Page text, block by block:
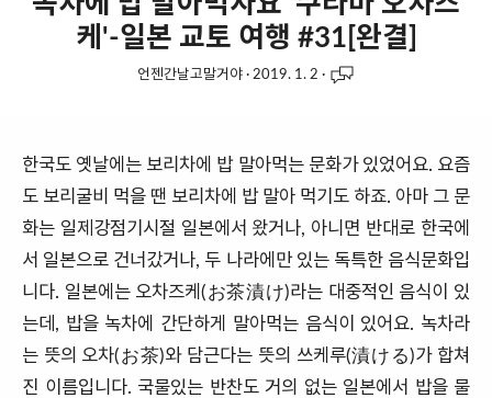
케'-일본 교토 여행 #31[완결]
언젠간날고말거야· 2019. 1. 2 ·
한국도 옛날에는 보리차에 밥 말아먹는 문화가 있었어요. 요즘
도 보리굴비 먹을 땐 보리차에 밥 말아 먹기도 하죠. 아마 그 문
화는 일제강점기시절 일본에서 왔거나, 아니면 반대로 한국에
서 일본으로 건너갔거나, 두 나라에만 있는 독특한 음식문화입
니다. 일본에는 오차즈케(お茶漬け)라는 대중적인 음식이 있
는데, 밥을 녹차에 간단하게 말아먹는 음식이 있어요. 녹차라
는 뜻의 오차(お茶)와 담근다는 뜻의 쓰케루(漬ける)가 합쳐
진 이름입니다. 국물있는 반찬도 거의 없는 일본에서 밥을 물